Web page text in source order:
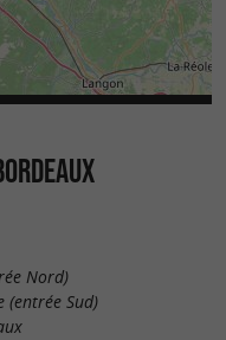
Nord)
(entrée Sud)